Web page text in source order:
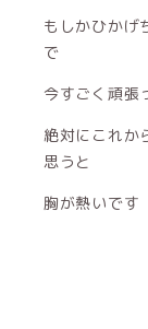
もしかひかげ
で
今すごく頑張
絶対にこれか
思うと
胸が熱いです